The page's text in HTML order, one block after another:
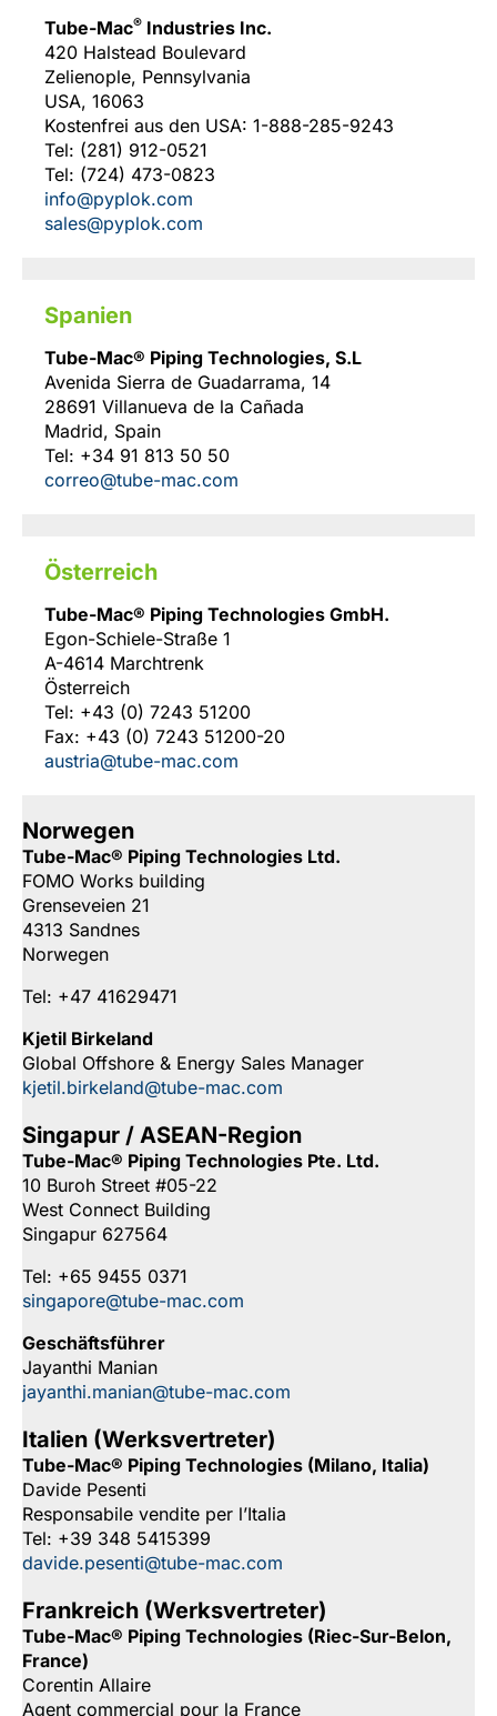
Tube-Mac® Industries Inc.
420 Halstead Boulevard
Zelienople, Pennsylvania
USA, 16063
Kostenfrei aus den USA: 1-888-285-9243
Tel: (281) 912-0521
Tel: (724) 473-0823
info@pyplok.com
sales@pyplok.com
Spanien
Tube-Mac® Piping Technologies, S.L
Avenida Sierra de Guadarrama, 14
28691 Villanueva de la Cañada
Madrid, Spain
Tel: +34 91 813 50 50
correo@tube-mac.com
Österreich
Tube-Mac® Piping Technologies GmbH.
Egon-Schiele-Straße 1
A-4614 Marchtrenk
Österreich
Tel: +43 (0) 7243 51200
Fax: +43 (0) 7243 51200-20
austria@tube-mac.com
Norwegen
Tube-Mac® Piping Technologies Ltd.
FOMO Works building
Grenseveien 21
4313 Sandnes
Norwegen
Tel: +47 41629471
Kjetil Birkeland
Global Offshore & Energy Sales Manager
kjetil.birkeland@tube-mac.com
Singapur / ASEAN-Region
Tube-Mac® Piping Technologies Pte. Ltd.
10 Buroh Street #05-22
West Connect Building
Singapur 627564
Tel: +65 9455 0371
singapore@tube-mac.com
Geschäftsführer
Jayanthi Manian
jayanthi.manian@tube-mac.com
Italien (Werksvertreter)
Tube-Mac® Piping Technologies (Milano, Italia)
Davide Pesenti
Responsabile vendite per l’Italia
Tel: +39 348 5415399
davide.pesenti@tube-mac.com
Frankreich (Werksvertreter)
Tube-Mac® Piping Technologies (Riec-Sur-Belon,
France)
Corentin Allaire
Agent commercial pour la France